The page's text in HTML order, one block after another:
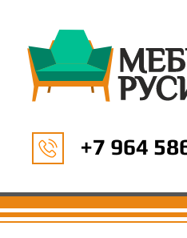
+7 964